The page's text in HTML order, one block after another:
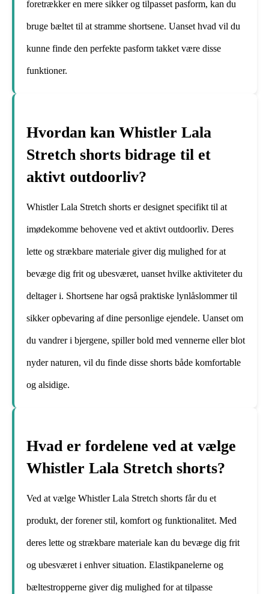
foretrækker en mere sikker og tilpasset pasform, kan du
bruge bæltet til at stramme shortsene. Uanset hvad vil du
kunne finde den perfekte pasform takket være disse
funktioner.
Hvordan kan Whistler Lala
Stretch shorts bidrage til et
aktivt outdoorliv?
Whistler Lala Stretch shorts er designet specifikt til at
imødekomme behovene ved et aktivt outdoorliv. Deres
lette og strækbare materiale giver dig mulighed for at
bevæge dig frit og ubesværet, uanset hvilke aktiviteter du
deltager i. Shortsene har også praktiske lynlåslommer til
sikker opbevaring af dine personlige ejendele. Uanset om
du vandrer i bjergene, spiller bold med vennerne eller blot
nyder naturen, vil du finde disse shorts både komfortable
og alsidige.
Hvad er fordelene ved at vælge
Whistler Lala Stretch shorts?
Ved at vælge Whistler Lala Stretch shorts får du et
produkt, der forener stil, komfort og funktionalitet. Med
deres lette og strækbare materiale kan du bevæge dig frit
og ubesværet i enhver situation. Elastikpanelerne og
bæltestropperne giver dig mulighed for at tilpasse